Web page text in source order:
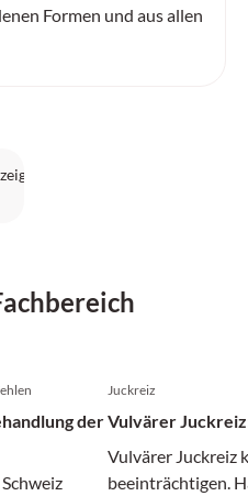
Formen und aus allen
der
Juckreiz
Vulvärer
Vulvärer Juckreiz
beeinträchtigen.